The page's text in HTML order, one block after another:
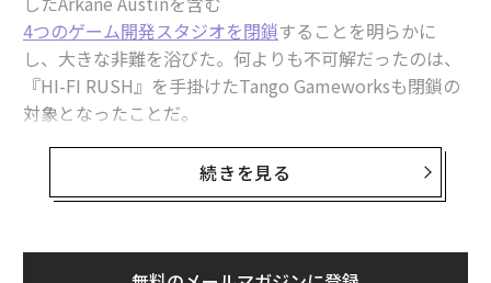
4つのゲーム開発スタジオを閉鎖することを明らかに
し、大きな非難を浴びた。何よりも不可解だったのは、
『HI-FI RUSH』を手掛けたTango Gameworksも閉鎖の
対象となったことだ。
『Redfall』と『HI-FI RUSH』という対極にある作品を
手掛けたスタジオ2社を閉鎖するという決定からは、な
トは、「成功」と「失敗」の両方に対し、大規模な人員
削減とスタジオの閉鎖で報いることをいとわない企業な
続きを見る